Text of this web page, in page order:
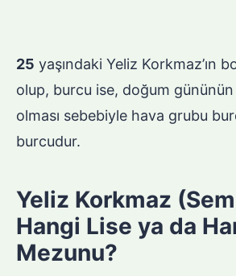
25 yaşındaki Yeliz Korkmaz’ın
olup, burcu ise, doğum
olması sebebiyle hava grubu
burcudur.
Yeliz Korkmaz
Hangi Lise ya da
Mezunu?